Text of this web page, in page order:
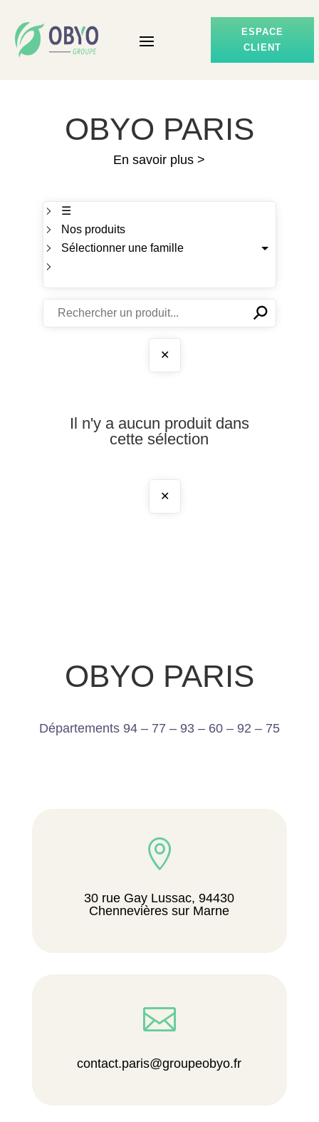
ESPACE
CLIENT
OBYO PARIS
En savoir plus >
☰
Nos produits
Sélectionner une famille
✕⚲
✕
Il n'y a aucun produit dans
cette sélection
✕
OBYO PARIS
Départements 94 – 77 – 93 – 60 – 92 – 75

30 rue Gay Lussac, 94430
Chennevières sur Marne

contact.paris@groupeobyo.fr